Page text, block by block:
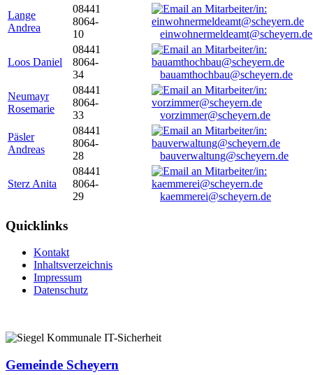
Lange
Andrea
08441
8064-
10
einwohnermeldeamt@scheyern.de
Loos Daniel
08441
8064-
34
bauamthochbau@scheyern.de
Neumayr
Rosemarie
08441
8064-
33
vorzimmer@scheyern.de
Päsler
Andreas
08441
8064-
28
bauverwaltung@scheyern.de
Sterz Anita
08441
8064-
29
kaemmerei@scheyern.de
Quicklinks
Kontakt
Inhaltsverzeichnis
Impressum
Datenschutz
Gemeinde Scheyern